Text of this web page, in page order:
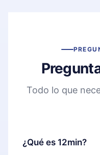
Todo lo que
¿Qué es 12min?